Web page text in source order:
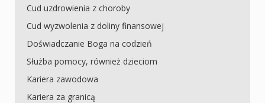
Cud uzdrowienia z choroby
Cud wyzwolenia z doliny finansowej
Doświadczanie Boga na codzień
Służba pomocy, również dzieciom
Kariera zawodowa
Kariera za granicą